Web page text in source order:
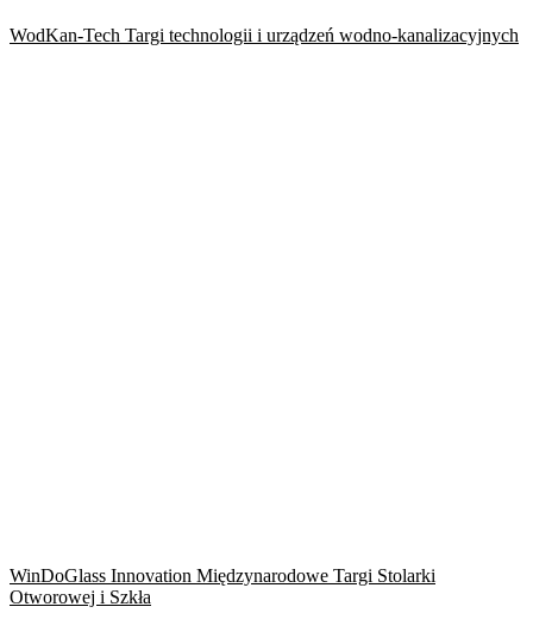
WodKan-Tech Targi technologii i urządzeń wodno-kanalizacyjnych
WinDoGlass Innovation Międzynarodowe Targi Stolarki
Otworowej i Szkła